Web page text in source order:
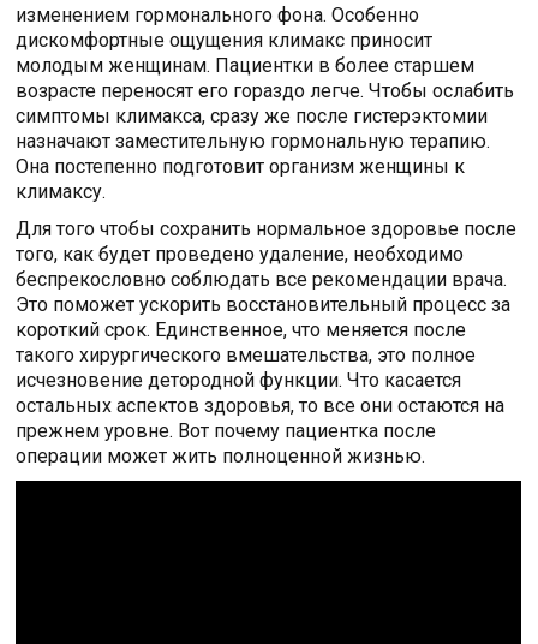
изменением гормонального фона. Особенно
дискомфортные ощущения климакс приносит
молодым женщинам. Пациентки в более старшем
возрасте переносят его гораздо легче. Чтобы ослабить
симптомы климакса, сразу же после гистерэктомии
назначают заместительную гормональную терапию.
Она постепенно подготовит организм женщины к
климаксу.
Для того чтобы сохранить нормальное здоровье после
того, как будет проведено удаление, необходимо
беспрекословно соблюдать все рекомендации врача.
Это поможет ускорить восстановительный процесс за
короткий срок. Единственное, что меняется после
такого хирургического вмешательства, это полное
исчезновение детородной функции. Что касается
остальных аспектов здоровья, то все они остаются на
прежнем уровне. Вот почему пациентка после
операции может жить полноценной жизнью.